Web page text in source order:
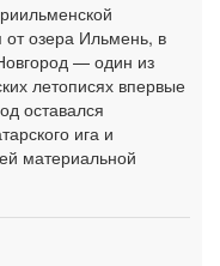
от озера Ильмень, в
— один из
летописях впервые
оставался
ига и
материальной